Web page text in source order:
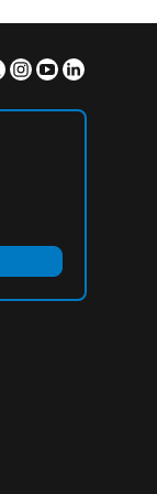
TwitterInstagram
Youtube